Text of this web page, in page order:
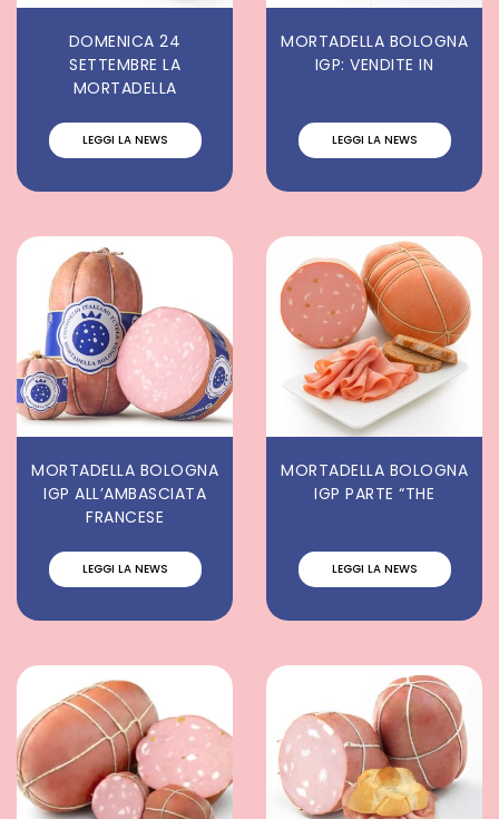
DOMENICA 24
SETTEMBRE LA
MORTADELLA
LEGGI LA NEWS
MORTADELLA BOLOGNA
IGP: VENDITE IN
LEGGI LA NEWS
MORTADELLA BOLOGNA
IGP ALL’AMBASCIATA
FRANCESE
LEGGI LA NEWS
MORTADELLA BOLOGNA
IGP PARTE “THE
LEGGI LA NEWS